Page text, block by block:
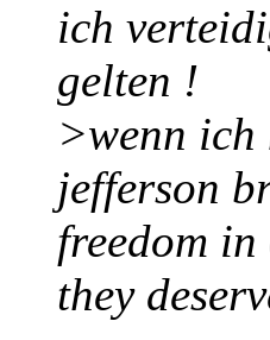
ich
gelten !
>wenn ich
jefferson
freedom
they